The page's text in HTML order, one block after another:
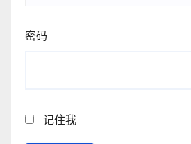
密码
记住我